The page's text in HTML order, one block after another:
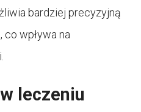
bardziej precyzyjną
co wpływa na
leczeniu